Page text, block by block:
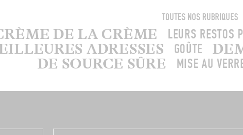
TOUTES NOS RUBRIQUES
DE LA CRÈME LEURS RESTOS
ADRESSES GOÛTE
DE SOURCE SÛRE MISE AU